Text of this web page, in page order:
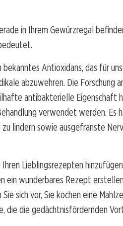
in Ihrem Gewürzregal
Antioxidans, das für
abzuwehren. Die Forschung
antibakterielle Eigenschaft
verwendet werden. Es
lindern sowie ausgefranste
Lieblingsrezepten
ein wunderbares Rezept
sich vor, Sie kochen eine
die die gedächtnisfördernden